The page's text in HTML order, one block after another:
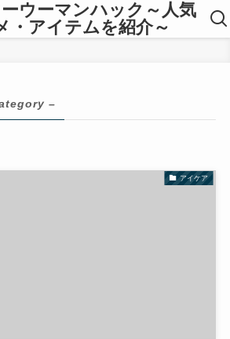
ウーマンハック～人気
・アイテムを紹介～
–
アイケア